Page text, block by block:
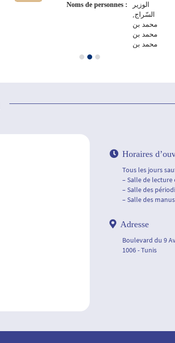
Noms de personnes :
الوزير
السّراج,
محمد بن
محمد بن
محمد بن
للنشر، 1970
Horaires
Tous les jours
– Salle de lecture
– Salle des
– Salle des
Adresse
Boulevard du 9
1006 - Tunis